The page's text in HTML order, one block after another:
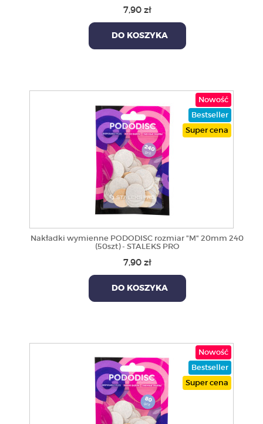
7,90 zł
DO KOSZYKA
Nowość
Bestseller
Super cena
Nakładki wymienne PODODISC rozmiar "M" 20mm 240
(50szt) - STALEKS PRO
7,90 zł
DO KOSZYKA
Nowość
Bestseller
Super cena